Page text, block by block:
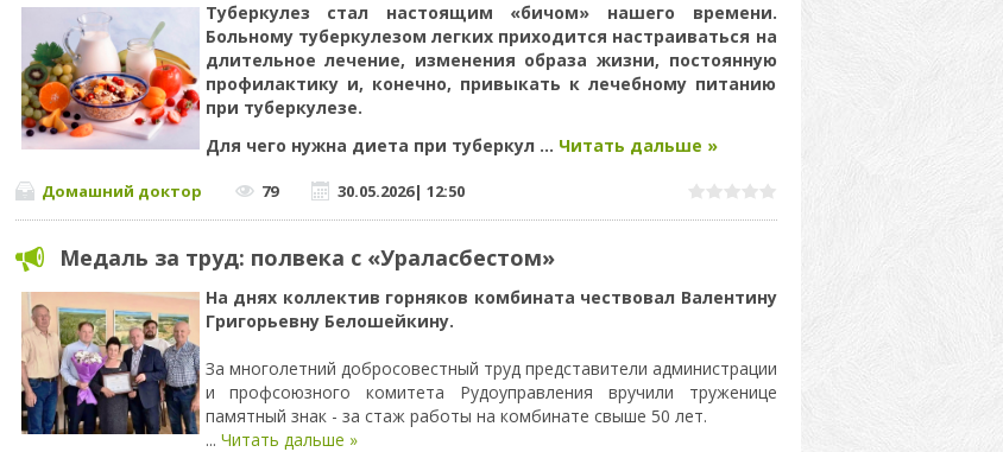
Туберкулез стал настоящим «бичом» нашего времени.
Больному туберкулезом легких приходится настраиваться на
длительное лечение, изменения образа жизни, постоянную
профилактику и, конечно, привыкать к лечебному питанию
при туберкулезе.
Для чего нужна диета при туберкул ... Читать дальше »
Домашний доктор 79 30.05.2026| 12:50
Медаль за труд: полвека с «Ураласбестом»
На днях коллектив горняков комбината чествовал Валентину
Григорьевну Белошейкину.
За многолетний добросовестный труд представители администрации
и профсоюзного комитета Рудоуправления вручили труженице
памятный знак - за стаж работы на комбинате свыше 50 лет.
... Читать дальше »